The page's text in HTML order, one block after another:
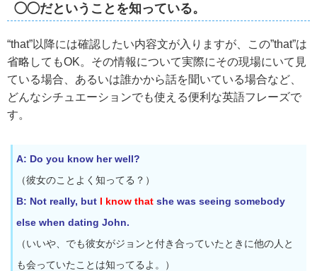
◯◯だということを知っている。
“that”以降には確認したい内容文が入りますが、この”that”は
省略してもOK。その情報について実際にその現場にいて見
ている場合、あるいは誰かから話を聞いている場合など、
どんなシチュエーションでも使える便利な英語フレーズで
す。
A: Do you know her well?
（彼女のことよく知ってる？）
B: Not really, but I know that she was seeing somebody
else when dating John.
（いいや、でも彼女がジョンと付き合っていたときに他の人と
も会っていたことは知ってるよ。）